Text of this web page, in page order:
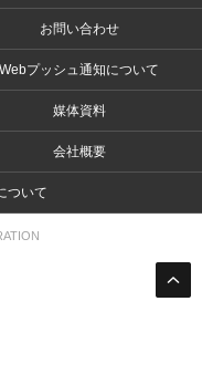
お問い合わせ
Webプッシュ通知について
媒体資料
会社概要
ついて